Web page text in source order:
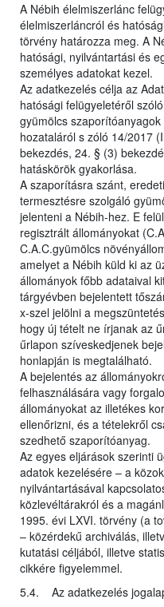
A Nébih élelmiszerlánc
élelmiszerláncról és
törvény határozza meg. A
hatósági, nyilvántartási és
személyes adatokat kezel.
Az adatkezelés célja az
hatósági felügyeletéről
gyümölcs
hozataláról s zóló 14/2017
bekezdés, 24. § (3)
hatáskörök gyakorlása.
A szaporításra szánt,
termesztésre szolgáló
jelenteni a Nébih-hez. E
regisztrált állományokat
C.A.C.gyümölcs
amelyet a Nébih küld ki az
állományok főbb adataival
tárgyévben bejelentett
x-szel jelölni a
hogy új tételt ne írjanak az
űrlapon szíveskedjenek
honlapján is megtalálható.
A bejelentés az
felhasználására vagy
állományokat az illetékes
ellenőrizni, és a tételekről
szedhető szaporítóanyag.
Az egyes eljárások szerinti
adatok kezelésére – a
nyilvántartásával
közlevéltárakról és a
1995. évi LXVI. törvény (a
– közérdekű archiválás,
kutatási céljából, illetve
cikkére figyelemmel.
5.4. Az adatkezelés